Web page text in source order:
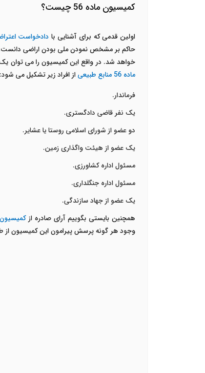
کمیسیون ماده 56 چیست؟
اولین قدمی که برای آشنایی با دادخواست
حاکم بر مشخص نمودن ملی بودن اراضی دانست.
خواهد شد. در واقع این کمیسیون را می توان
ماده 56 منابع طبیعی
از افراد زیر تشکیل می شود:
فرماندار.
یک نفر قاضی دادگستری.
دو عضو از شورای اسلامی روستا یا عشایر.
یک عضو از هیئت واگذاری زمین.
مسئول اداره کشاورزی.
مسئول اداره جنگلداری.
یک عضو از جهاد سازندگی.
همچنین بایستی بگوییم آرای صادره ازکمیسیون ماده 56
وجود هر گونه پرسش پیرامون این کمیسیون از